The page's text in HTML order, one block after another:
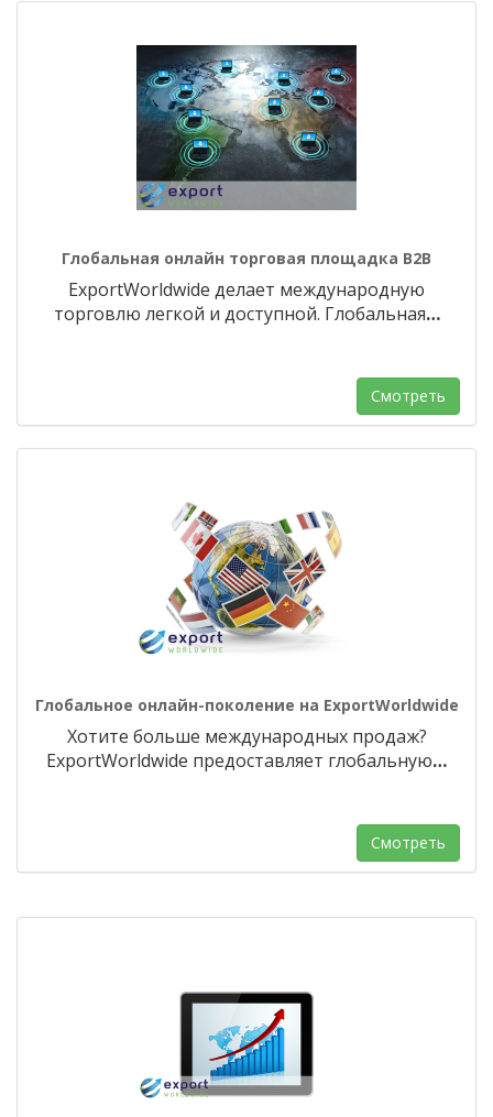
Глобальная онлайн торговая площадка B2B
ExportWorldwide делает международную
торговлю легкой и доступной. Глобальная…
Смотреть
Глобальное онлайн-поколение на ExportWorldwide
Хотите больше международных продаж?
ExportWorldwide предоставляет глобальную…
Смотреть